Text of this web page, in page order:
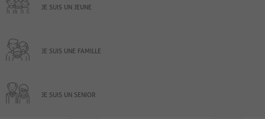
JE SUIS UN JEUNE
JE SUIS UNE FAMILLE
JE SUIS UN SENIOR